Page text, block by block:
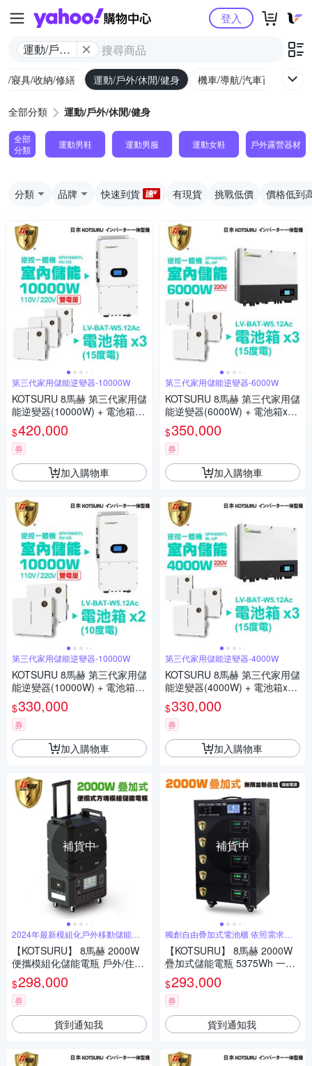
Yahoo購物中心
運動/戶外/
登入
/寢具/收納/修繕 運動/戶外/休閒/健身 機車/導航/汽車百貨
全部分類 運動/戶外/休閒/健身
全部
分類
運動男鞋 運動男服 運動女鞋 戶外露營器材
分類 品牌 快速到貨 有現貨 挑戰低價 價格低到
第三代家用儲能逆變器-10000W
KOTSURU 8馬赫 第三代家用儲
能逆變器(10000W) + 電池箱x3
(15度電) 容量可擴充 施工另計
現場估價
$420,000
券
加入購物車
第三代家用儲能逆變器-10000W
KOTSURU 8馬赫 第三代家用儲
能逆變器(10000W) + 電池箱x2
(10度電) 容量可擴充 施工另計
現場估價
$330,000
券
加入購物車
補貨中
2024年最新模組化戶外移動儲能登
【KOTSURU】 8馬赫 2000W
便攜模組化儲能電瓶 戶外/住宅/
商辦 一主機＋三層電池組6144
Wh
$298,000
券
貨到通知我
第三代家用儲能逆變器-6000W
KOTSURU 8馬赫 第三代家用儲
能逆變器(6000W) + 電池箱x3
(15度電) 容量可擴充 施工另計
現場估價
$350,000
券
加入購物車
第三代家用儲能逆變器-4000W
KOTSURU 8馬赫 第三代家用儲
能逆變器(4000W) + 電池箱x3
(15度電) 容量可擴充 施工另計
現場估價
$330,000
券
加入購物車
補貨中
獨創自由疊加式電池櫃 依照需求調
整瓦時
【KOTSURU】 8馬赫 2000W
疊加式儲能電瓶 5375Wh 一主
機＋五層電池櫃(夜市擺攤 停電
電霸 電桶 存電 儲電 防災 醫療
救車 發電機 戶外露營 緊急用電
不斷電)
$293,000
券
貨到通知我